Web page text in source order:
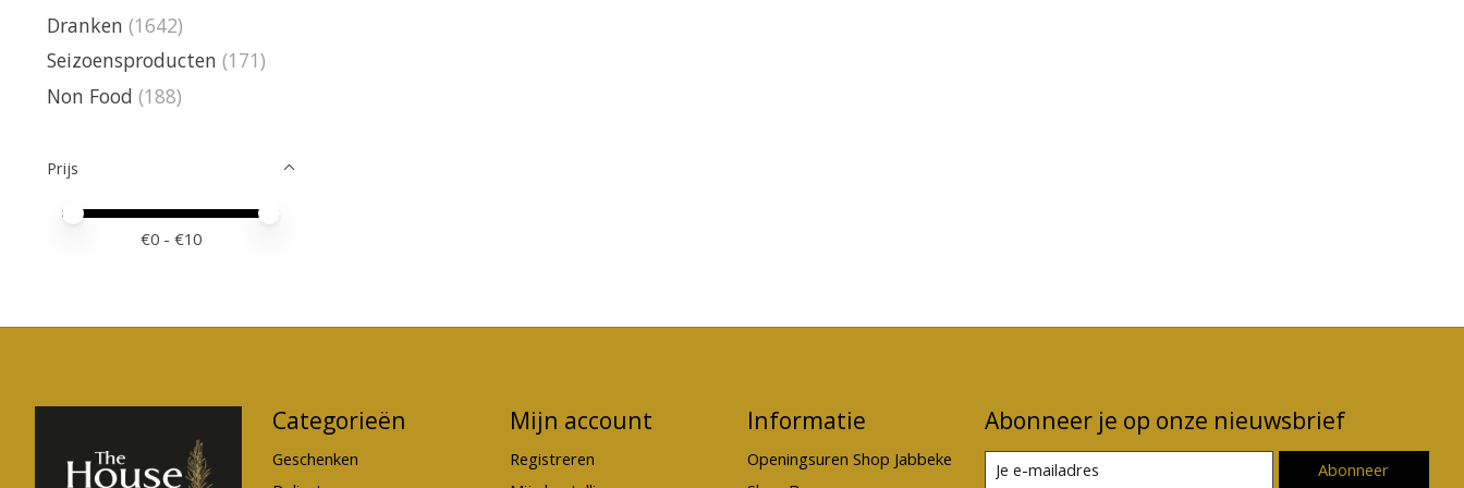
Dranken (1642)
Seizoensproducten (171)
Non Food (188)
Prijs
Minimale prijswaarde
Price maximum value
€0 - €10
Categorieën
Geschenken
Mijn account
Registreren
Informatie
Openingsuren Shop Jabbeke
Abonneer je op onze nieuwsbrief
Abonneer